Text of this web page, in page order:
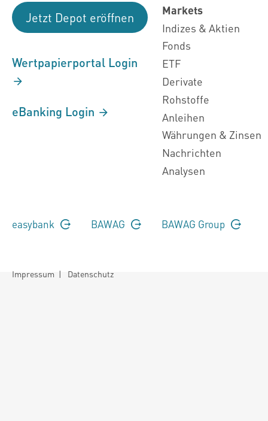
Jetzt Depot eröffnen
Wertpapierportal Login
eBanking Login
Markets
Indizes & Aktien
Fonds
ETF
Derivate
Rohstoffe
Anleihen
Währungen & Zinsen
Nachrichten
Analysen
easybank BAWAG BAWAG Group
Impressum | Datenschutz